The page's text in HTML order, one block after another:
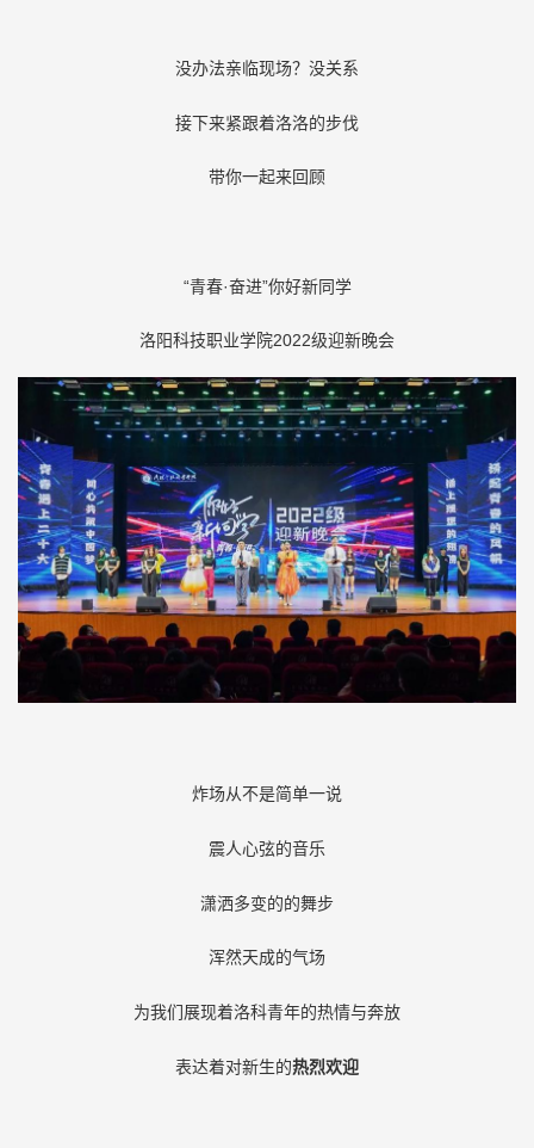
没办法亲临现场？没关系
接下来紧跟着洛洛的步伐
带你一起来回顾
“青春·奋进”你好新同学
洛阳科技职业学院2022级迎新晚会
炸场从不是简单一说
震人心弦的音乐
潇洒多变的的舞步
浑然天成的气场
为我们展现着洛科青年的热情与奔放
表达着对新生的热烈欢迎